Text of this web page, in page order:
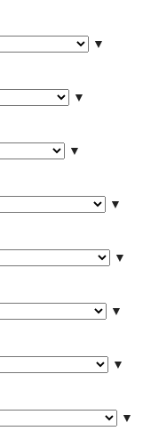
▼
▼
▼
▼
▼
▼
▼
▼